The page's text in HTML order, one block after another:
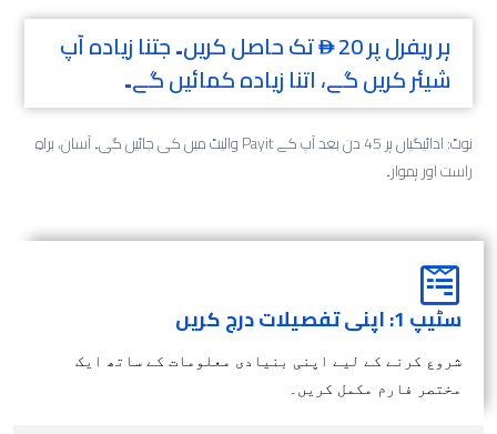
ہر ریفرل پر ê 20 تک حاصل کریں۔ جتنا زیادہ آپ
شیئر کریں گے، اتنا زیادہ کمائیں گے۔
نوٹ: ادائیگیاں ہر 45 دن بعد آپ کے Payit والیٹ میں کی جائیں گی۔ آسان، براہِ
راست اور ہموار۔
سٹیپ 1: اپنی تفصیلات درج کریں
شروع کرنے کے لیے اپنی بنیادی معلومات کے ساتھ ایک
مختصر فارم مکمل کریں۔